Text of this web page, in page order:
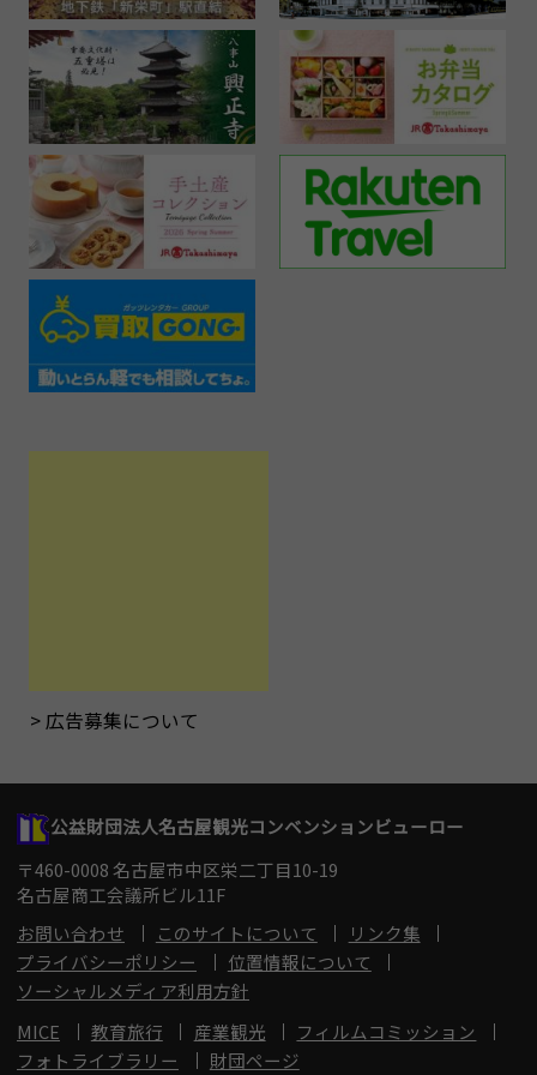
広告募集について
公益財団法人名古屋観光コンベンションビューロー
〒460-0008 名古屋市中区栄二丁目10-19
名古屋商工会議所ビル11F
お問い合わせ
このサイトについて
リンク集
プライバシーポリシー
位置情報について
ソーシャルメディア利用方針
MICE
教育旅行 産業観光
フィルムコミッション
フォトライブラリー
財団ページ